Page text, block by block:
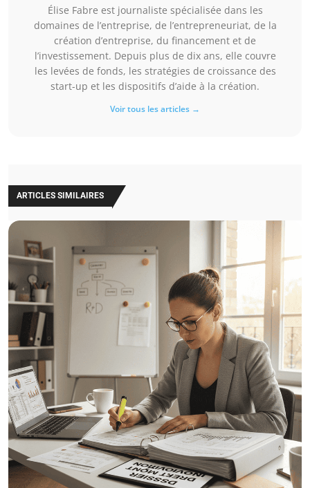
Élise Fabre est journaliste spécialisée dans les
domaines de l’entreprise, de l’entrepreneuriat, de la
création d’entreprise, du financement et de
l’investissement. Depuis plus de dix ans, elle couvre
les levées de fonds, les stratégies de croissance des
start-up et les dispositifs d’aide à la création.
Voir tous les articles →
ARTICLES SIMILAIRES